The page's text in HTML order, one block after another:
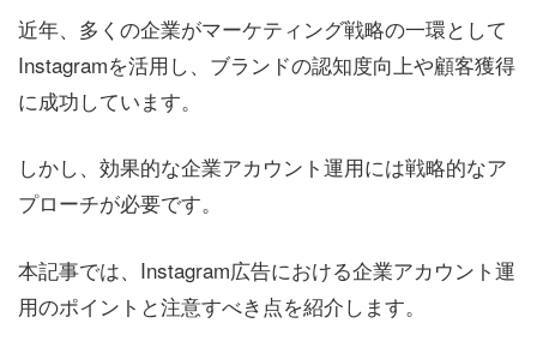
近年、多くの企業がマーケティング戦略の一環として
Instagramを活用し、ブランドの認知度向上や顧客獲得
に成功しています。
しかし、効果的な企業アカウント運用には戦略的なア
プローチが必要です。
本記事では、Instagram広告における企業アカウント運
用のポイントと注意すべき点を紹介します。